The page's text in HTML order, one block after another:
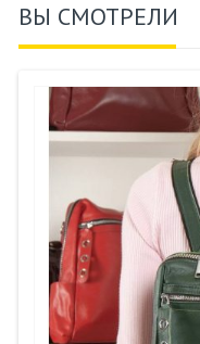
ВЫ СМОТРЕЛИ